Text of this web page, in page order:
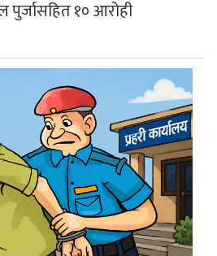
पुर्जासहित १० आरोही